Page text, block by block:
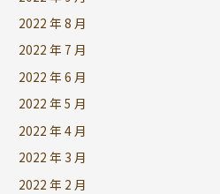
2022 年 8 月
2022 年 7 月
2022 年 6 月
2022 年 5 月
2022 年 4 月
2022 年 3 月
2022 年 2 月